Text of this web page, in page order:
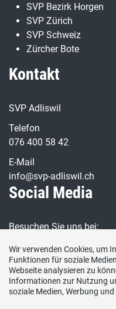
SVP Bezirk Horgen
SVP Zürich
SVP Schweiz
Zürcher Bote
Kontakt
SVP Adliswil
Telefon
076 400 58 42
E-Mail
info@svp-adliswil.ch
Social Media
Besuchen Sie uns bei:
Wir verwenden Cookies, um
Funktionen für soziale
Webseite analysieren zu
Informationen zur Nutzung
soziale Medien, Werbung